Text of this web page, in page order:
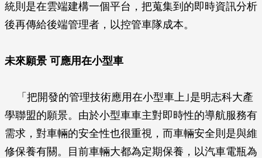
統則是在雲端建構一個平台，把蒐集到的即時資訊分析
後再傳給後端管理者，以控管車隊成本。
未來願景 可應用在小型車
「把開發的管理技術應用在小型車上｣是明志科大產
學聯盟的願景。由於小型車車主對即時性的導航服務有
需求，對車輛的安全性也很重視，而車輛安全則是與維
修保養有關。目前車輛大都為定期保養，以汽車電瓶為